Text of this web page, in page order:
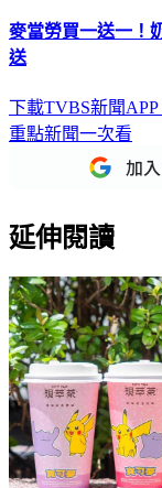
麥當勞買一送一！
送
下載TVBS新聞
重點新聞一次看
延伸閱讀